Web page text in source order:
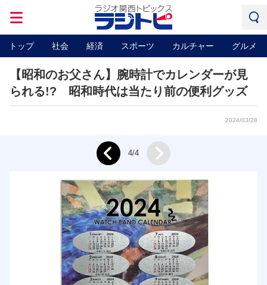
トップ 社会 経済 スポーツ カルチャー グルメ
【昭和のお父さん】腕時計でカレンダーが見
られる!? 昭和時代は当たり前の便利グッズ
2024/03/28
Prev 4/4 Next